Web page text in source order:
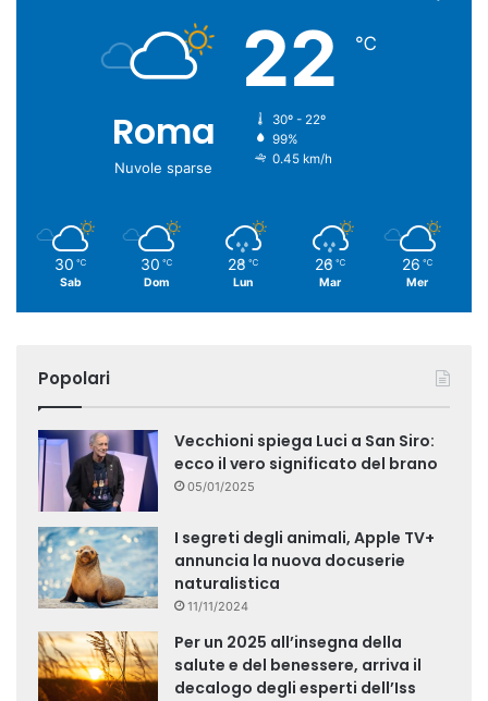
Roma
Nuvole sparse
22 ℃
30º - 22º
99%
0.45 km/h
30 ℃
Sab
30 ℃
Dom
28 ℃
Lun
26 ℃
Mar
26 ℃
Mer
Popolari
Vecchioni spiega Luci a San Siro:
ecco il vero significato del brano
05/01/2025
I segreti degli animali, Apple TV+
annuncia la nuova docuserie
naturalistica
11/11/2024
Per un 2025 all’insegna della
salute e del benessere, arriva il
decalogo degli esperti dell’Iss